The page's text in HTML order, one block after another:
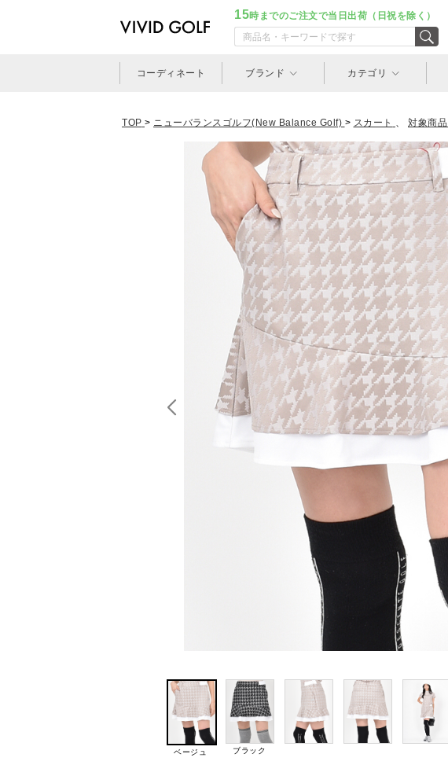
15時までのご注文で当日出荷（日祝を除く）
コーディネート ブランド カテゴリ
TOP > ニューバランスゴルフ(New Balance Golf) > スカート 、 対象商品
ベージュ ブラック